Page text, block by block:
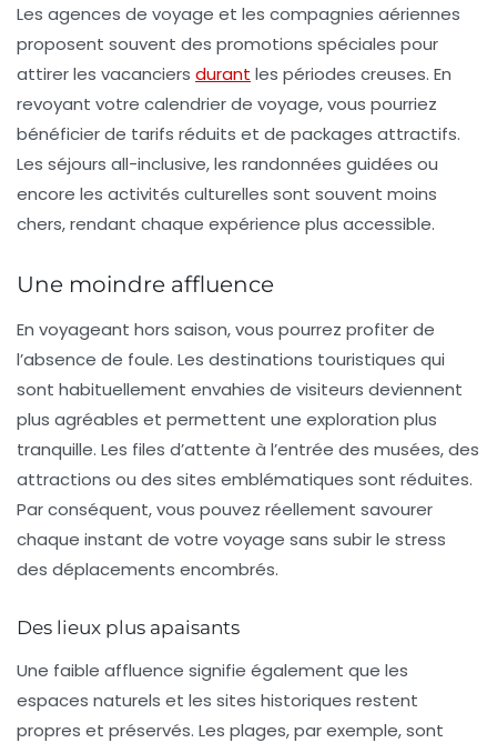
Les agences de voyage et les compagnies aériennes
proposent souvent des promotions spéciales pour
attirer les vacanciers durant les périodes creuses. En
revoyant votre calendrier de voyage, vous pourriez
bénéficier de tarifs réduits et de packages attractifs.
Les séjours all-inclusive, les randonnées guidées ou
encore les activités culturelles sont souvent moins
chers, rendant chaque expérience plus accessible.
Une moindre affluence
En voyageant hors saison, vous pourrez profiter de
l’absence de foule. Les destinations touristiques qui
sont habituellement envahies de visiteurs deviennent
plus agréables et permettent une exploration plus
tranquille. Les files d’attente à l’entrée des musées, des
attractions ou des sites emblématiques sont réduites.
Par conséquent, vous pouvez réellement savourer
chaque instant de votre voyage sans subir le stress
des déplacements encombrés.
Des lieux plus apaisants
Une faible affluence signifie également que les
espaces naturels et les sites historiques restent
propres et préservés. Les plages, par exemple, sont